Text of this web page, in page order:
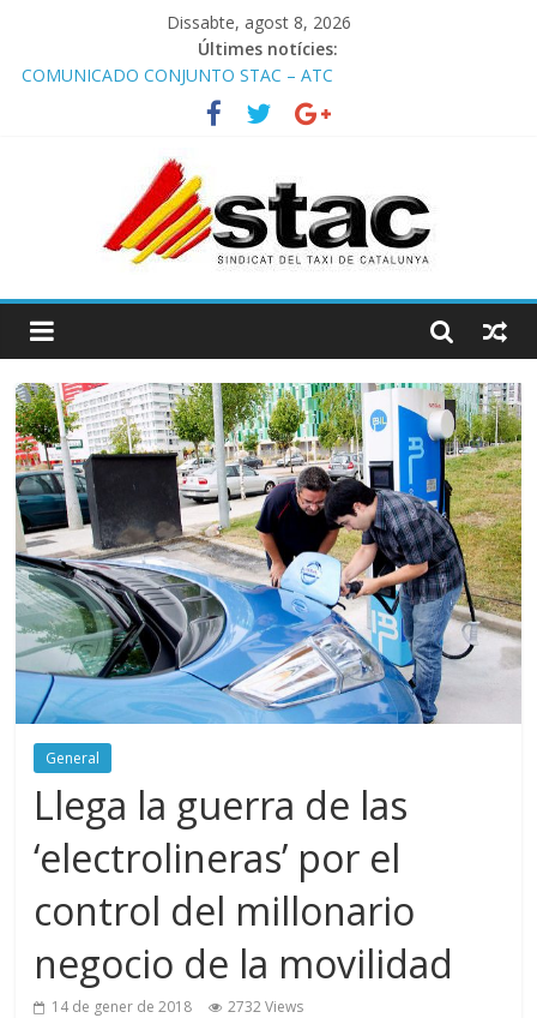
Dissabte, agost 8, 2026
Últimes notícies:
Programa de Radio TAXI LIBRE 22.07.2026 en COOLTURA FM.
Edición 385
COMUNICADO CONJUNTO STAC – ATC
Comunicado STAC/ ATC de la reunión con los Mossos d
Programa de Radio TAXI LIBRE 29.07.2026 en COOLTURA FM.
STAC/ATC SOLICITAN TAULA TÈCNICA PARA MEJORAR LA
OPERATIVA DE ENTRADA EN EL PUERTO DE BARCELONA.
General
Llega la guerra de las
‘electrolineras’ por el
control del millonario
negocio de la movilidad
14 de gener de 2018 2732 Views